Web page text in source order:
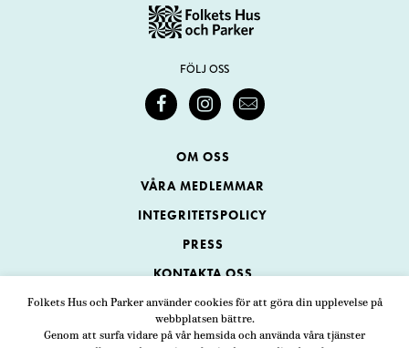
Folkets Hus och Parker använder cookies för att göra din upplevelse på
webbplatsen bättre.
Genom att surfa vidare på vår hemsida och använda våra tjänster
FÖLJ OSS
OM OSS
VÅRA MEDLEMMAR
INTEGRITETSPOLICY
PRESS
KONTAKTA OSS
Folkets Hus och Parker